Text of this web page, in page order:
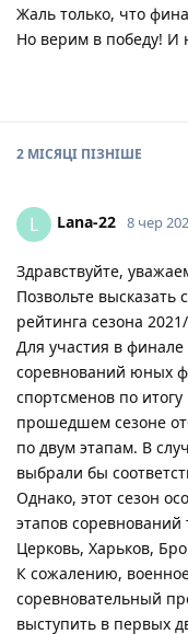
Жаль только, что
Но верим в победу! И
2 МІСЯЦІ ПІЗНІШЕ
L Lana-22 8 чер
Здравствуйте,
Позвольте
рейтинга сезона
Для участия в
соревнований юных
спортсменов по
прошедшем сезоне
по двум этапам. В
выбрали бы
Однако, этот сезон
этапов соревнований
Церковь, Харьков,
К сожалению,
соревновательный
выступить в первых